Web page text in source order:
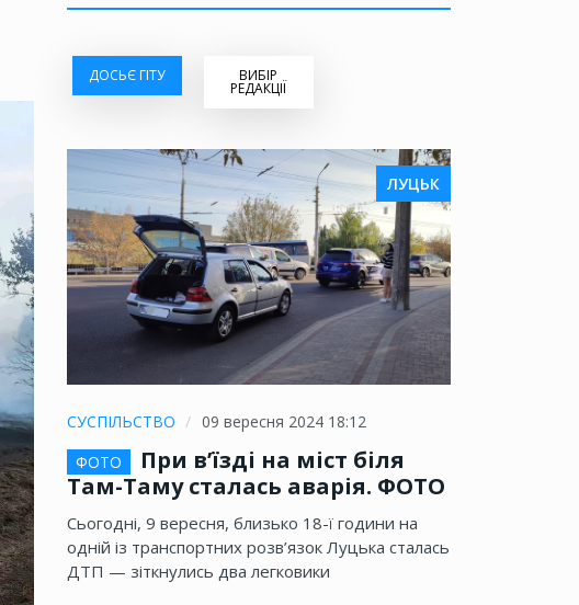
ДОСЬЄ ГІТУ ВИБІР
РЕДАКЦІЇ
ЛУЦЬК
СУСПІЛЬСТВО
09 вересня 2024 18:12
ФОТО
При в’їзді на міст біля
Там-Таму сталась аварія. ФОТО
Сьогодні, 9 вересня, близько 18-ї години на
одній із транспортних розв’язок Луцька сталась
ДТП — зіткнулись два легковики